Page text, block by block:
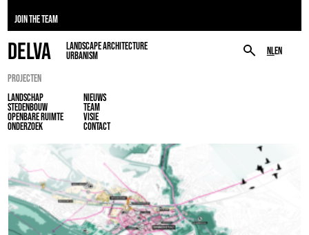
JOIN THE TEAM
NLEN
DELVA
LANDSCAPE ARCHITECTURE
URBANISM
PROJECTEN
LANDSCHAP
STEDENBOUW
OPENBARE RUIMTE
ONDERZOEK
NIEUWS
TEAM
VISIE
CONTACT